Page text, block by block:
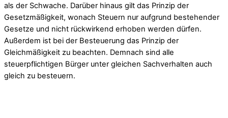
als der Schwache. Darüber hinaus gilt das Prinzip der
Gesetzmäßigkeit, wonach Steuern nur aufgrund bestehender
Gesetze und nicht rückwirkend erhoben werden dürfen.
Außerdem ist bei der Besteuerung das Prinzip der
Gleichmäßigkeit zu beachten. Demnach sind alle
steuerpflichtigen Bürger unter gleichen Sachverhalten auch
gleich zu besteuern.